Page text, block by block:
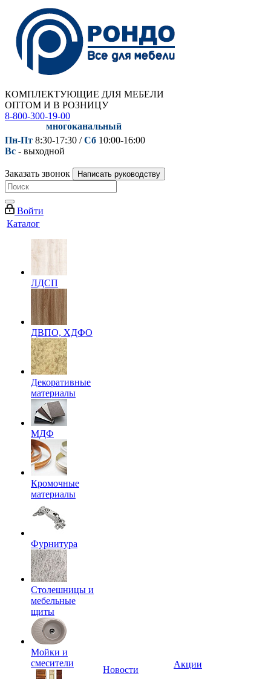
КОМПЛЕКТУЮЩИЕ ДЛЯ МЕБЕЛИ
ОПТОМ И В РОЗНИЦУ
8-800-300-19-00
многоканальный
Пн-Пт 8:30-17:30 /Сб 10:00-16:00
Вс - выходной
Заказать звонок Написать руководству
Войти
Каталог
ЛДСП
ДВПО, ХДФО
Декоративные
материалы
МДФ
Кромочные
материалы
Фурнитура
Столешницы и
мебельные
щиты
Мойки и
смесители
Новости
Акции